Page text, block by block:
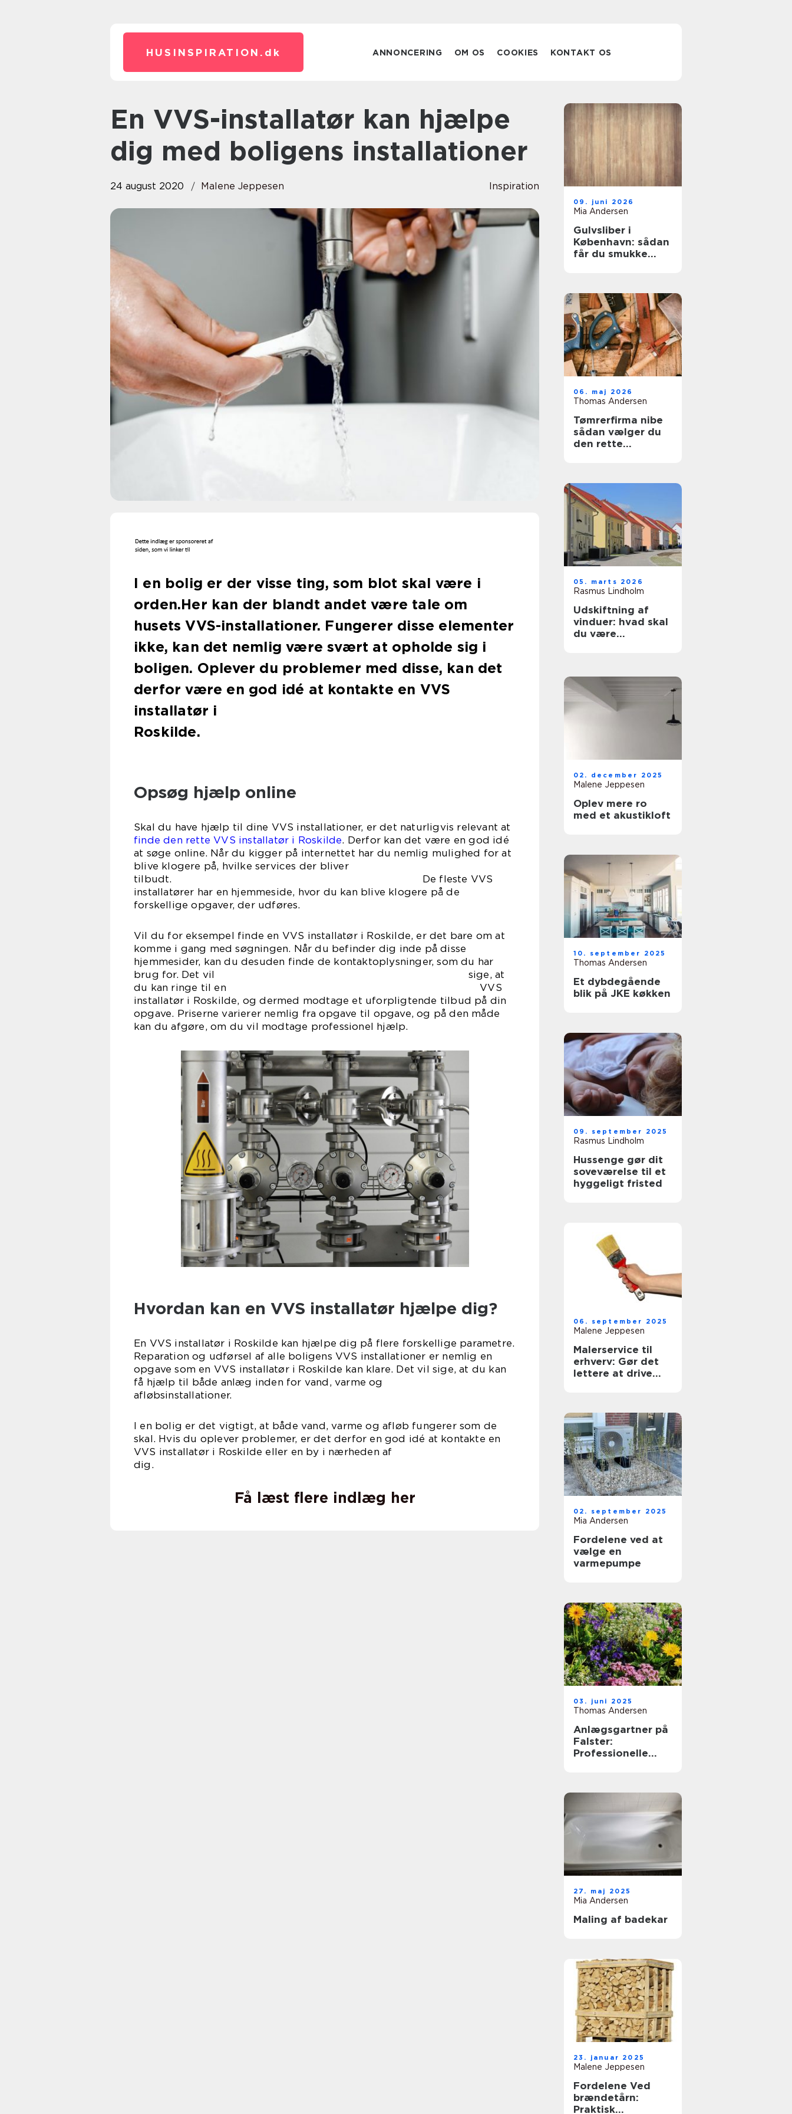
HUSINSPIRATION. dk ANNONCERING OM OS COOKIES KONTAKT OS
En VVS-installatør kan hjælpe
dig med boligens installationer
24 august 2020 Malene Jeppesen Inspiration
I en bolig er der visse ting, som blot skal være i
orden.Her kan der blandt andet være tale om
husets VVS-installationer. Fungerer disse elementer
ikke, kan det nemlig være svært at opholde sig i
boligen. Oplever du problemer med disse, kan det
derfor være en god idé at kontakte en VVS
installatør i
Roskilde.
Opsøg hjælp online
Skal du have hjælp til dine VVS installationer, er det naturligvis relevant at
finde den rette VVS installatør i Roskilde. Derfor kan det være en god idé
at søge online. Når du kigger på internettet har du nemlig mulighed for at
blive klogere på, hvilke services der bliver
tilbudt. De fleste VVS
installatører har en hjemmeside, hvor du kan blive klogere på de
forskellige opgaver, der udføres.
Vil du for eksempel finde en VVS installatør i Roskilde, er det bare om at
komme i gang med søgningen. Når du befinder dig inde på disse
hjemmesider, kan du desuden finde de kontaktoplysninger, som du har
brug for. Det vil sige, at
du kan ringe til en VVS
installatør i Roskilde, og dermed modtage et uforpligtende tilbud på din
opgave. Priserne varierer nemlig fra opgave til opgave, og på den måde
kan du afgøre, om du vil modtage professionel hjælp.
Hvordan kan en VVS installatør hjælpe dig?
En VVS installatør i Roskilde kan hjælpe dig på flere forskellige parametre.
Reparation og udførsel af alle boligens VVS installationer er nemlig en
opgave som en VVS installatør i Roskilde kan klare. Det vil sige, at du kan
få hjælp til både anlæg inden for vand, varme og
afløbsinstallationer.
I en bolig er det vigtigt, at både vand, varme og afløb fungerer som de
skal. Hvis du oplever problemer, er det derfor en god idé at kontakte en
VVS installatør i Roskilde eller en by i nærheden af
dig.
Få læst flere indlæg her
09. juni 2026
Mia Andersen
Gulvsliber i
København: sådan
får du smukke
06. maj 2026
Thomas Andersen
Tømrerfirma nibe
sådan vælger du
den rette
05. marts 2026
Rasmus Lindholm
Udskiftning af
vinduer: hvad skal
du være
02. december 2025
Malene Jeppesen
Oplev mere ro
med et akustikloft
10. september 2025
Thomas Andersen
Et dybdegående
blik på JKE køkken
09. september 2025
Rasmus Lindholm
Hussenge gør dit
soveværelse til et
hyggeligt fristed
06. september 2025
Malene Jeppesen
Malerservice til
erhverv: Gør det
lettere at drive
02. september 2025
Mia Andersen
Fordelene ved at
vælge en
varmepumpe
03. juni 2025
Thomas Andersen
Anlægsgartner på
Falster:
Professionelle
27. maj 2025
Mia Andersen
Maling af badekar
23. januar 2025
Malene Jeppesen
Fordelene Ved
brændetårn:
Praktisk